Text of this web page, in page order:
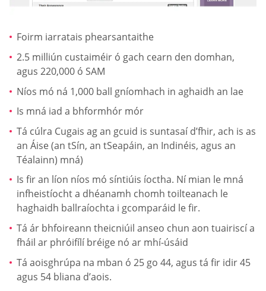
Foirm iarratais phearsantaithe
2.5 milliún custaiméir ó gach cearn den domhan,
agus 220,000 ó SAM
Níos mó ná 1,000 ball gníomhach in aghaidh an lae
Is mná iad a bhformhór mór
Tá cúlra Cugais ag an gcuid is suntasaí d’fhir, ach is as
an Áise (an tSín, an tSeapáin, an Indinéis, agus an
Téalainn) mná)
Is fir an líon níos mó síntiúis íoctha. Ní mian le mná
infheistíocht a dhéanamh chomh toilteanach le
haghaidh ballraíochta i gcomparáid le fir.
Tá ár bhfoireann theicniúil anseo chun aon tuairiscí a
fháil ar phróifílí bréige nó ar mhí-úsáid
Tá aoisghrúpa na mban ó 25 go 44, agus tá fir idir 45
agus 54 bliana d’aois.